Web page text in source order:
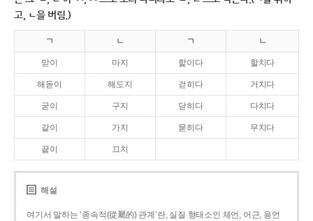
고, ㄴ을 버림.)
ㄱ ㄴ ㄱ ㄴ
맏이 마지 핥이다 할치다
해돋이 해도지 걷히다 거치다
굳이 구지 닫히다 다치다
같이 가치 묻히다 무치다
끝이 끄치
해설
여기서 말하는 ‘종속적(從屬的) 관계’란, 실질 형태소인 체언, 어근, 용언